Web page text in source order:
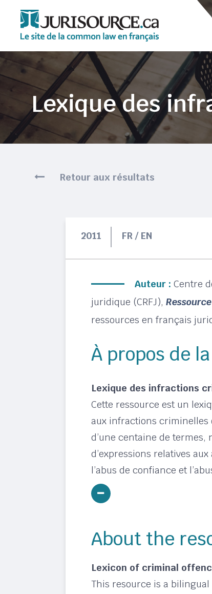
Lexique des
Retour aux résultats
2011 FR / EN
Auteur : Centre
juridique (CRFJ),
ressources en français
À propos de
Lexique des infractions
Cette ressource est un
aux infractions
d’une centaine de
d’expressions relatives aux
l’abus de confiance et
About the
Lexicon of criminal
This resource is a